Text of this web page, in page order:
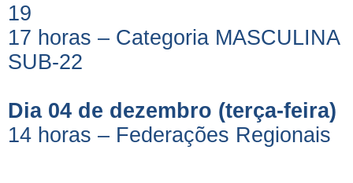
19
17 horas – Categoria MASCULINA
SUB-22
Dia 04 de dezembro (terça-feira)
14 horas – Federações Regionais